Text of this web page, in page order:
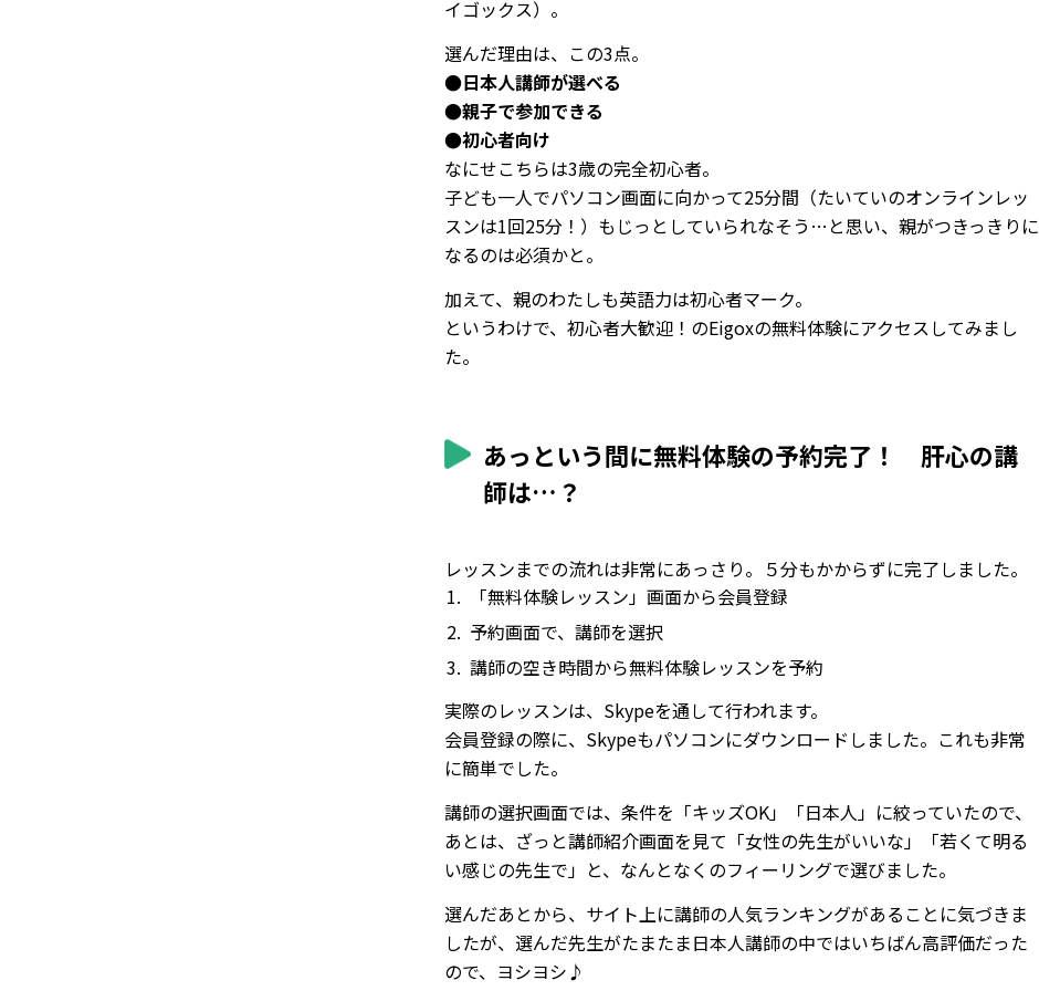
イゴックス）。
選んだ理由は、この3点。
●日本人講師が選べる
●親子で参加できる
●初心者向け
なにせこちらは3歳の完全初心者。
子ども一人でパソコン画面に向かって25分間（たいていのオンラインレッ
スンは1回25分！）もじっとしていられなそう…と思い、親がつきっきりに
なるのは必須かと。
加えて、親のわたしも英語力は初心者マーク。
というわけで、初心者大歓迎！のEigoxの無料体験にアクセスしてみまし
た。
あっという間に無料体験の予約完了！ 肝心の講
師は…？
レッスンまでの流れは非常にあっさり。５分もかからずに完了しました。
「無料体験レッスン」画面から会員登録
予約画面で、講師を選択
講師の空き時間から無料体験レッスンを予約
実際のレッスンは、Skypeを通して行われます。
会員登録の際に、Skypeもパソコンにダウンロードしました。これも非常
に簡単でした。
講師の選択画面では、条件を「キッズOK」「日本人」に絞っていたので、
あとは、ざっと講師紹介画面を見て「女性の先生がいいな」「若くて明る
い感じの先生で」と、なんとなくのフィーリングで選びました。
選んだあとから、サイト上に講師の人気ランキングがあることに気づきま
したが、選んだ先生がたまたま日本人講師の中ではいちばん高評価だった
ので、ヨシヨシ♪